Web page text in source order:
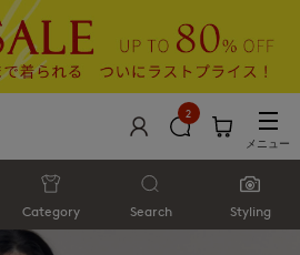
2
メニュー
Category Search Styling